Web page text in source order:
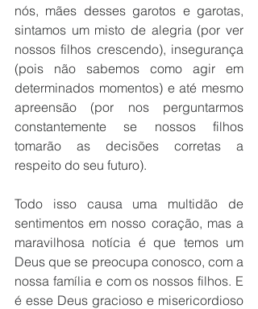
nós, mães desses garotos e garotas,
sintamos um misto de alegria (por ver
nossos filhos crescendo), insegurança
(pois não sabemos como agir em
determinados momentos) e até mesmo
apreensão (por nos perguntarmos
constantemente se nossos filhos
tomarão as decisões corretas a
respeito do seu futuro).
Todo isso causa uma multidão de
sentimentos em nosso coração, mas a
maravilhosa notícia é que temos um
Deus que se preocupa conosco, com a
nossa família e com os nossos filhos. E
é esse Deus gracioso e misericordioso